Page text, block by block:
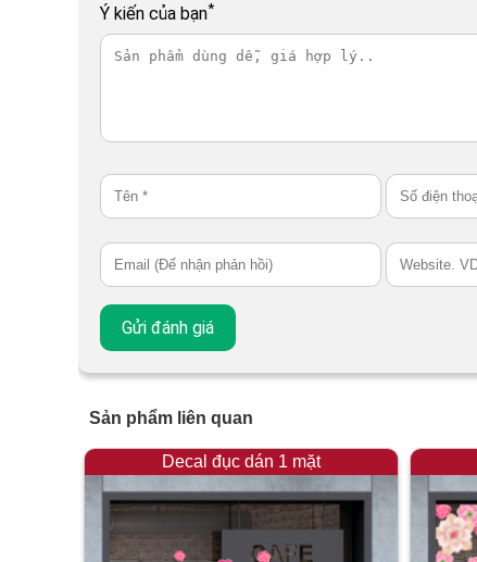
Ý kiến của bạn*
Sản phẩm liên quan
Decal đục dán 1 mặt